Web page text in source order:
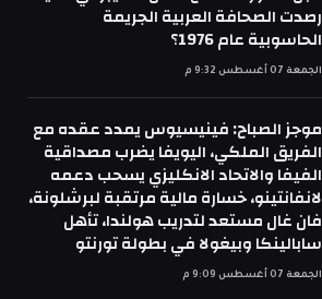
رصدت الصحافة العربية الجريمة
الحاسوبية عام 1976؟
الجمعة 07 أغسطس 9:32 م
موجز الصباح: فينيسيوس يمدد عقده مع
الفريق الملكي، اليويفا يضرب مصداقية
الفيفا والاتحاد الانكليزي يسحب دعمه
لانفانتينو، خسارة مالية مرتقبة لبرشلونة،
فان غال مستعد لتدريب هولندا، تأهل
سابالينكا وبيغولا في بطولة تورنتو
الجمعة 07 أغسطس 9:09 م